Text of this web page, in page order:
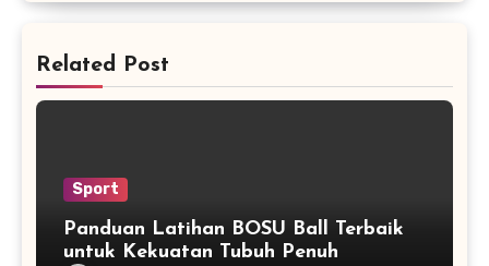
Related Post
Sport
Panduan Latihan BOSU Ball Terbaik
untuk Kekuatan Tubuh Penuh